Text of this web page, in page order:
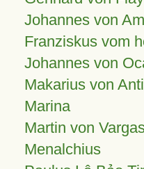
Johannes von
Franziskus vom
Johannes von
Makarius von
Marina
Martin von
Menalchius